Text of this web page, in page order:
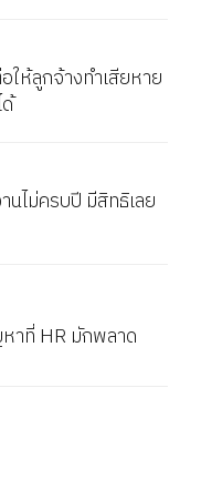
ให้ลูกจ้างทำเสียหาย
ไม่ครบปี มีสิทธิเลย
าที่ HR มักพลาด